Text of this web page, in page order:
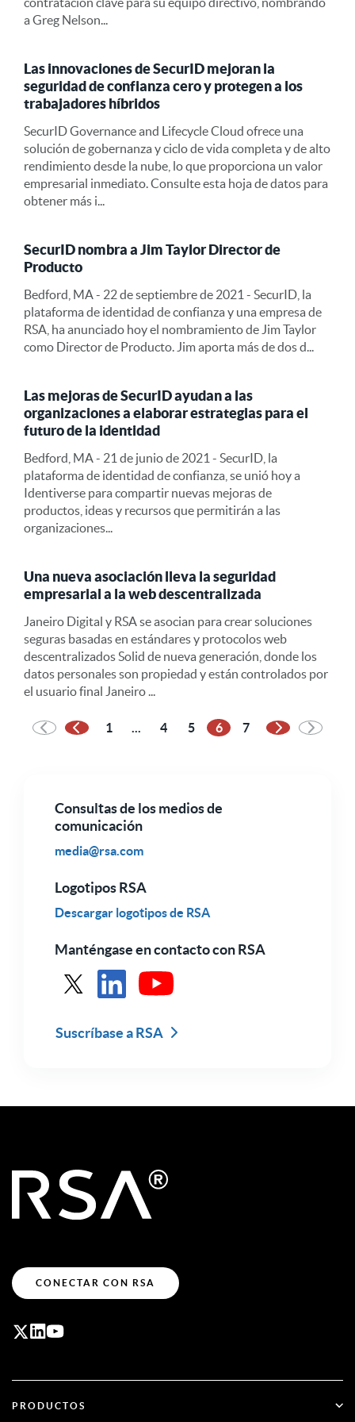
Consultas de los medios de
comunicación
media@rsa.com
Logotipos RSA
Descargar logotipos de RSA
Manténgase en contacto con RSA
Suscríbase a RSA
a Greg Nelson...
Las innovaciones de SecurID mejoran la
seguridad de confianza cero y protegen a los
trabajadores híbridos
SecurID Governance and Lifecycle Cloud ofrece una
solución de gobernanza y ciclo de vida completa y de alto
rendimiento desde la nube, lo que proporciona un valor
empresarial inmediato. Consulte esta hoja de datos para
obtener más i...
SecurID nombra a Jim Taylor Director de
Producto
Bedford, MA - 22 de septiembre de 2021 - SecurID, la
plataforma de identidad de confianza y una empresa de
RSA, ha anunciado hoy el nombramiento de Jim Taylor
como Director de Producto. Jim aporta más de dos d...
Las mejoras de SecurID ayudan a las
organizaciones a elaborar estrategias para el
futuro de la identidad
Bedford, MA - 21 de junio de 2021 - SecurID, la
plataforma de identidad de confianza, se unió hoy a
Identiverse para compartir nuevas mejoras de
productos, ideas y recursos que permitirán a las
organizaciones...
Una nueva asociación lleva la seguridad
empresarial a la web descentralizada
Janeiro Digital y RSA se asocian para crear soluciones
seguras basadas en estándares y protocolos web
descentralizados Solid de nueva generación, donde los
datos personales son propiedad y están controlados por
el usuario final Janeiro ...
Página anterior
1 ... 4 5 6 7
Página
CONECTAR CON RSA
PRODUCTOS